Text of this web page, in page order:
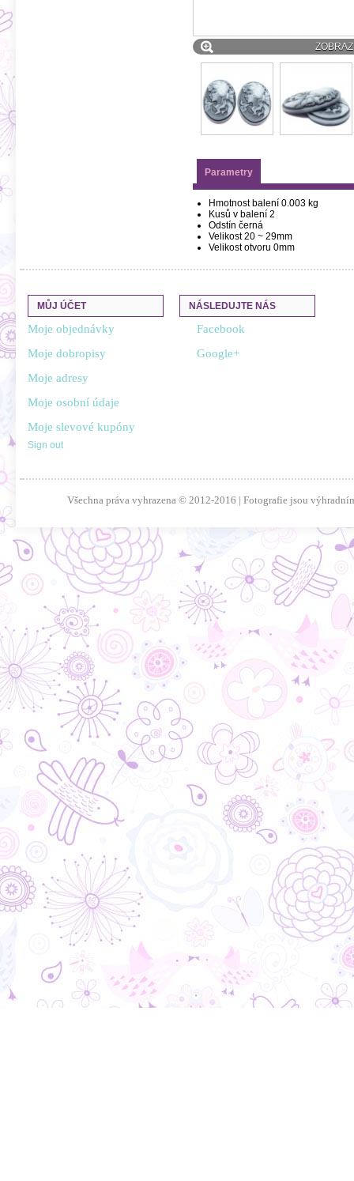
Parametry
Hmotnost balení 0.003 kg
Kusů v balení 2
Odstín černá
Velikost20 ~ 29mm
Velikost otvoru 0mm
MŮJ ÚČET
Moje objednávky
Moje dobropisy
Moje adresy
Moje osobní údaje
Moje slevové kupóny
Sign out
NÁSLEDUJTE NÁS
Facebook
Google+
Všechna práva vyhrazena © 2012-2016 | Fotografie jsou